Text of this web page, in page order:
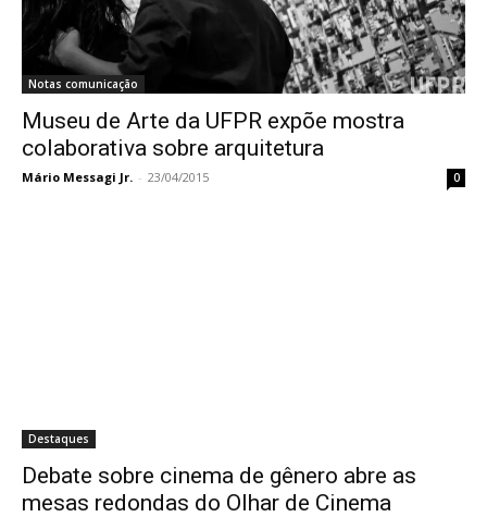
Notas comunicação
Museu de Arte da UFPR expõe mostra
colaborativa sobre arquitetura
Mário Messagi Jr. - 23/04/2015 0
Destaques
Debate sobre cinema de gênero abre as
mesas redondas do Olhar de Cinema